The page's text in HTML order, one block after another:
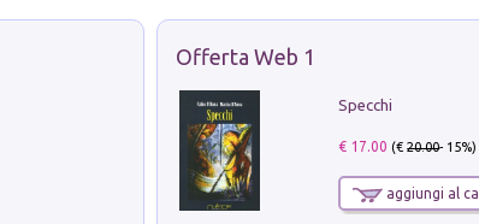
Offerta Web 1
Specchi
€ 17.00 (€20.00- 15%)
aggiungi al